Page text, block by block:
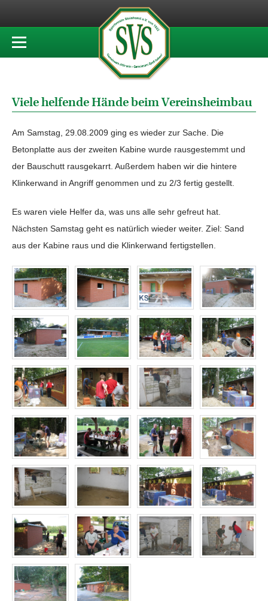
Viele helfende Hände beim Vereinsheimbau
Am Samstag, 29.08.2009 ging es wieder zur Sache. Die
Betonplatte aus der zweiten Kabine wurde rausgestemmt und
der Bauschutt rausgekarrt. Außerdem haben wir die hintere
Klinkerwand in Angriff genommen und zu 2/3 fertig gestellt.
Es waren viele Helfer da, was uns alle sehr gefreut hat.
Nächsten Samstag geht es natürlich wieder weiter. Ziel: Sand
aus der Kabine raus und die Klinkerwand fertigstellen.